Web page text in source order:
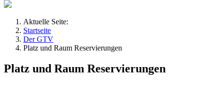
Aktuelle Seite:
Startseite
Der GTV
Platz und Raum Reservierungen
Platz und Raum Reservierungen